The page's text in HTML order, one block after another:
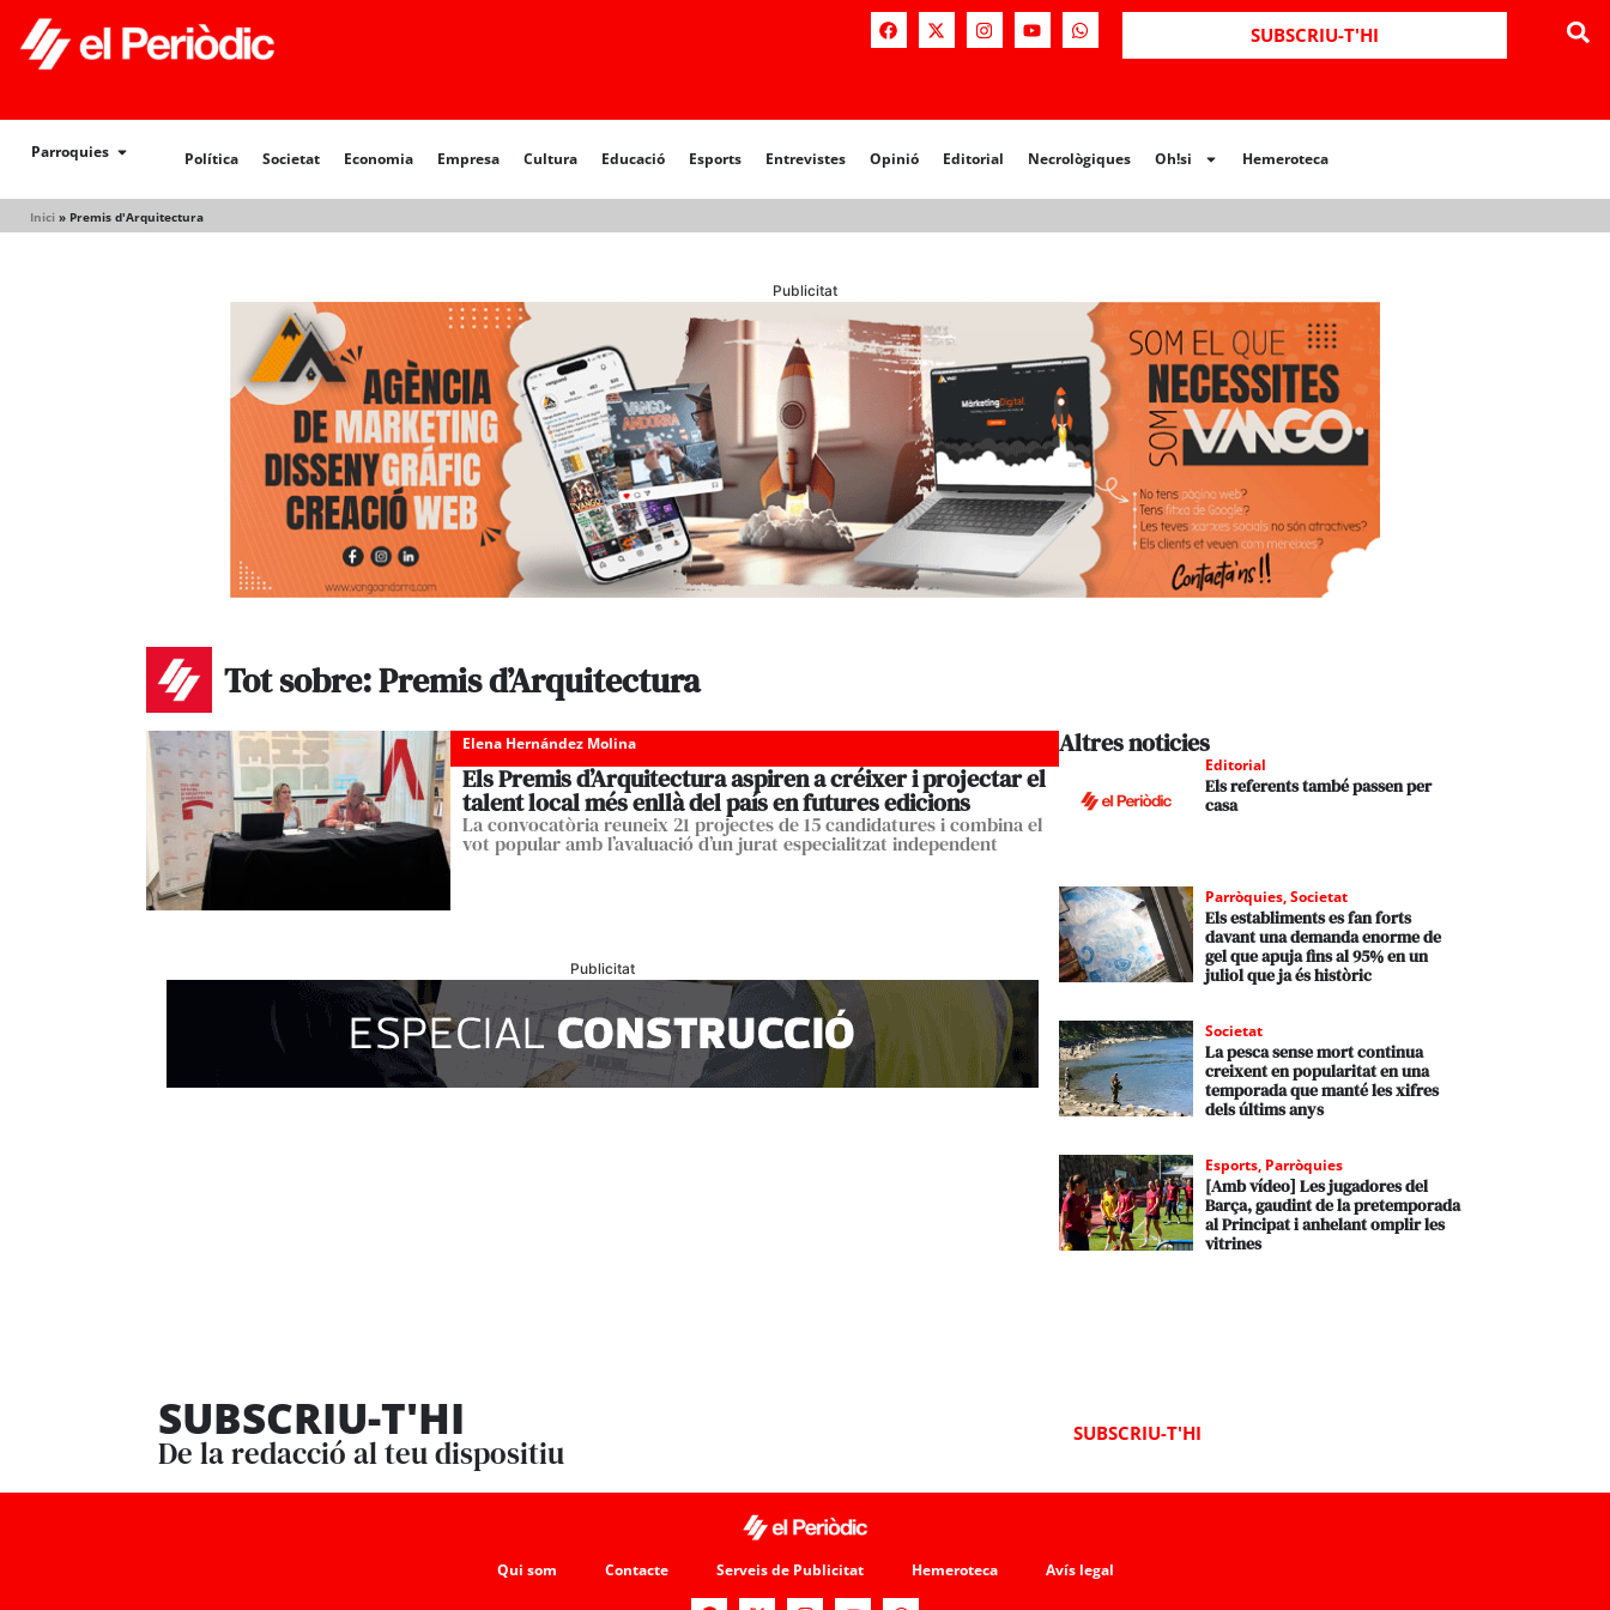
SUBSCRIU-T'HI
Parroquies Política Societat Economia Empresa Cultura Educació Esports Entrevistes Opinió Editorial Necrològiques Oh!si Hemeroteca
Inici » Premis d'Arquitectura
Política Societat Opinió Editorial Necrològiques Hemeroteca
Publicitat
Tot sobre: Premis d’Arquitectura
Elena Hernández Molina
Els Premis d’Arquitectura aspiren a créixer i projectar el
talent local més enllà del país en futures edicions
La convocatòria reuneix 21 projectes de 15 candidatures i combina el
vot popular amb l’avaluació d’un jurat especialitzat independent
Publicitat
Altres noticies
Editorial
Els referents també passen per
casa
Parròquies,Societat
Els establiments es fan forts
davant una demanda enorme de
gel que apuja fins al 95% en un
juliol que ja és històric
Societat
La pesca sense mort continua
creixent en popularitat en una
temporada que manté les xifres
dels últims anys
Esports, Parròquies
[Amb vídeo] Les jugadores del
Barça, gaudint de la pretemporada
al Principat i anhelant omplir les
vitrines
SUBSCRIU-T'HI
De la redacció al teu dispositiu
SUBSCRIU-T'HI
Qui som Contacte Serveis de Publicitat Hemeroteca Avís legal